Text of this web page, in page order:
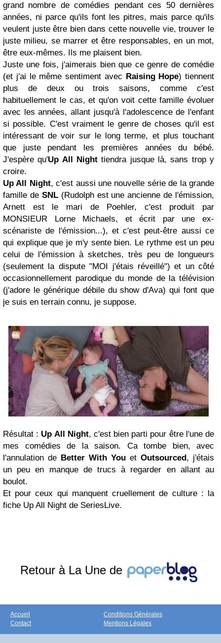
grand nombre de comédies pendant ces 50 dernières
années, ni parce qu'ils font les pitres, mais parce qu'ils
veulent juste être bien dans cette nouvelle vie, trouver le
juste milieu, se marrer et être responsables, en un mot,
être eux-mêmes. Ils me plaisent bien.
Juste une fois, j'aimerais bien que ce genre de comédie
(et j'ai le même sentiment avec Raising Hope) tiennent
plus de deux ou trois saisons, comme c'est
habituellement le cas, et qu'on voit cette famille évoluer
avec les années, allant jusqu'à l'adolescence de l'enfant
si possible. C'est vraiment le genre de choses qu'il est
intéressant de voir sur le long terme, et plus touchant
que juste pendant les premières années du bébé.
J'espère qu'Up All Night tiendra jusque là, sans trop y
croire.
Up All Night, c'est aussi une nouvelle série de la grande
famille de SNL (Rudolph est une ancienne de l'émission,
Arnett est le mari de Poehler, c'est produit par
MONSIEUR Lorne Michaels, et écrit par une ex-
scénariste de l'émission...), et c'est peut-être aussi ce
qui explique que je m'y sente bien. Le rythme est un peu
celui de l'émission à sketches, très peu de longueurs
(seulement la dispute "MOI j'étais réveillé") et un côté
occasionnellement parodique du monde de la télévision
(j'adore le générique débile du show d'Ava) qui font que
je suis en terrain connu, je suppose.
Résultat : Up All Night, c'est bien parti pour être l'une de
mes comédies de la saison. Ca tombe bien, avec
l'annulation de Better With You et Outsourced, j'étais
un peu en manque de trucs à regarder en allant au
boulot.
Et pour ceux qui manquent cruellement de culture : la
fiche Up All Night de SeriesLive.
Retour à La Une de
Accueil
Contact
Conditions Générales
Mentions Légales